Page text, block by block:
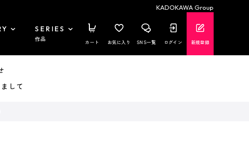
KADOKAWA Group
SERIES
作品 カート お気に入り SNS一覧 ログイン 新規登録
して